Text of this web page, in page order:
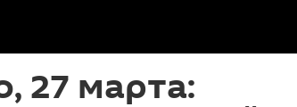
27 марта: